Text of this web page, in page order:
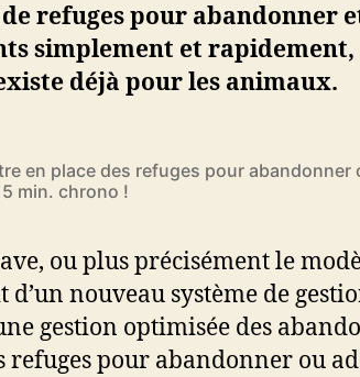
refuges pour abandonner
simplement et rapidement,
déjà pour les animaux.
en place des refuges pour abandonner
min. chrono !
ou plus précisément le
nouveau système de
gestion optimisée des
refuges pour abandonner ou